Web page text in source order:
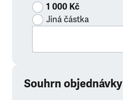
1 000 Kč
Jiná částka
Souhrn objednávky